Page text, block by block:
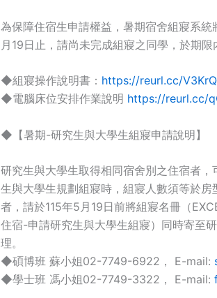
為保障住宿生申請權益，暑期宿舍組寢系
月19日止，請尚未完成組寢之同學，於期限
◆組寢操作說明書： https://reurl.cc/
◆電腦床位安排作業說明 https://reurl.cc/
◆【暑期-研究生與大學生組寢申請說明】
研究生與大學生取得相同宿舍別之住宿者
生與大學生規劃組寢時，組寢人數須等於
者，請於115年5月19日前將組寢名冊（
住宿-申請研究生與大學生組寢）同時寄至
理。
◆碩博班 蘇小姐02-7749-6922， E-mail:
◆學士班 馮小姐02-7749-3322， E-mail: